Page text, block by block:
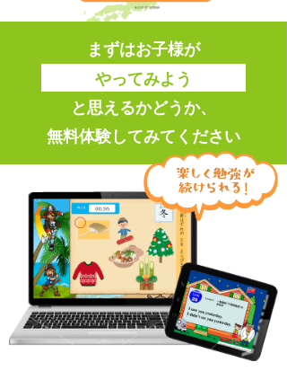
まずはお子様が
やってみよう
と思えるかどうか、
無料体験してみてください